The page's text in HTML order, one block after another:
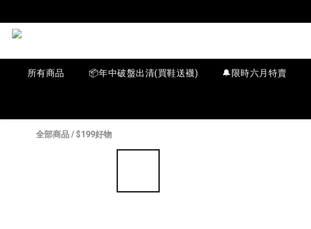
所有商品 📦年中破盤出清(買鞋送襪) 🔔限時六月特賣
全部商品/$199好物